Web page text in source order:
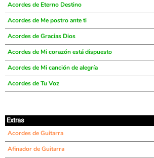
Acordes de Eterno Destino
Acordes de Me postro ante ti
Acordes de Gracias Dios
Acordes de Mi corazón está dispuesto
Acordes de Mi canción de alegría
Acordes de Tu Voz
Extras
Acordes de Guitarra
Afinador de Guitarra